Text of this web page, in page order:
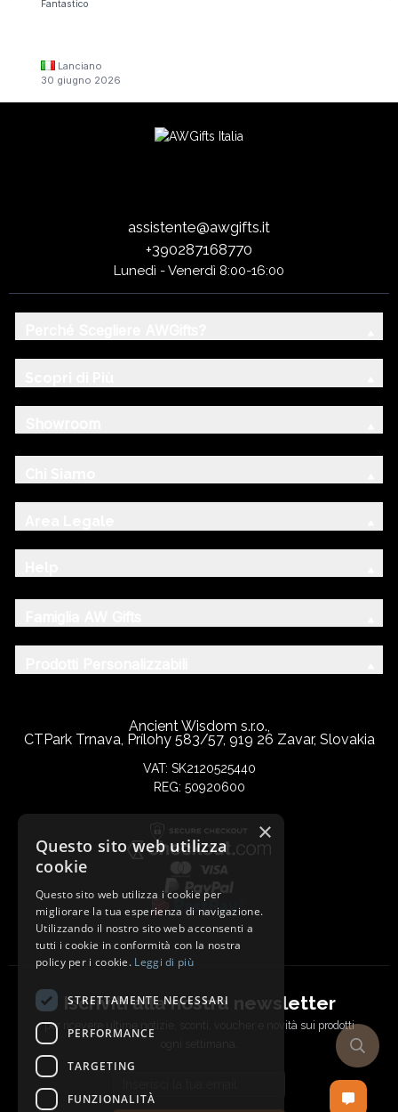
Fantastico
Lanciano
30 giugno 2026
assistente@awgifts.it
+390287168770
Lunedì - Venerdì 8:00-16:00
Ancient Wisdom s.r.o.,
CTPark Trnava, Prílohy 583/57, 919 26 Zavar, Slovakia
VAT: SK2120525440
REG: 50920600
Iscriviti alla nostra newsletter
per ricevere ultime notizie, sconti, voucher e novità sui prodotti
×
Questo sito web utilizza
cookie
Questo sito web utilizza i cookie per
migliorare la tua esperienza di navigazione.
Utilizzando il nostro sito web acconsenti a
tutti i cookie in conformità con la nostra
policy per i cookie. Leggi di più
STRETTAMENTE NECESSARI
PERFORMANCE
TARGETING
FUNZIONALITÀ